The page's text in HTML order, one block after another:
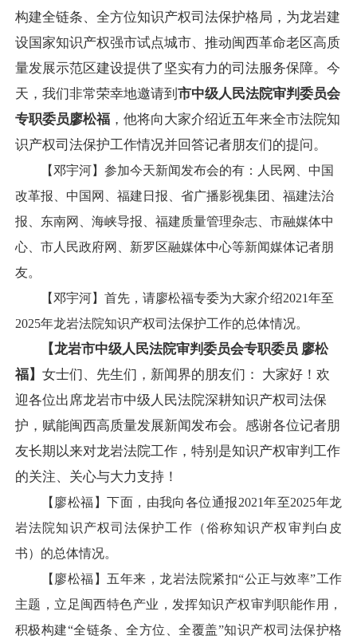
构建全链条、全方位知识产权司法保护格局，为龙岩建
设国家知识产权强市试点城市、推动闽西革命老区高质
量发展示范区建设提供了坚实有力的司法服务保障。今
天，我们非常荣幸地邀请到 市中级人民法院审判委员会
专职委员廖松福 ，他将向大家介绍近五年来全市法院知
识产权司法保护工作情况并回答记者朋友们的提问。
【邓宇河】参加今天新闻发布会的有：人民网、中国
改革报、中国网、福建日报、省广播影视集团、福建法治
报、东南网、海峡导报、福建质量管理杂志、市融媒体中
心、市人民政府网、新罗区融媒体中心等新闻媒体记者朋
友。
【邓宇河】首先，请廖松福专委为大家介绍2021年至
2025年龙岩法院知识产权司法保护工作的总体情况。
【龙岩市中级人民法院审判委员会专职委员 廖松
福】 女士们、先生们，新闻界的朋友们： 大家好！欢
迎各位出席龙岩市中级人民法院深耕知识产权司法保
护，赋能闽西高质量发展新闻发布会。感谢各位记者朋
友长期以来对龙岩法院工作，特别是知识产权审判工作
的关注、关心与大力支持！
【廖松福】下面，由我向各位通报2021年至2025年龙
岩法院知识产权司法保护工作（俗称知识产权审判白皮
书）的总体情况。
【廖松福】五年来，龙岩法院紧扣“公正与效率”工作
主题，立足闽西特色产业，发挥知识产权审判职能作用，
积极构建“全链条、全方位、全覆盖”知识产权司法保护格